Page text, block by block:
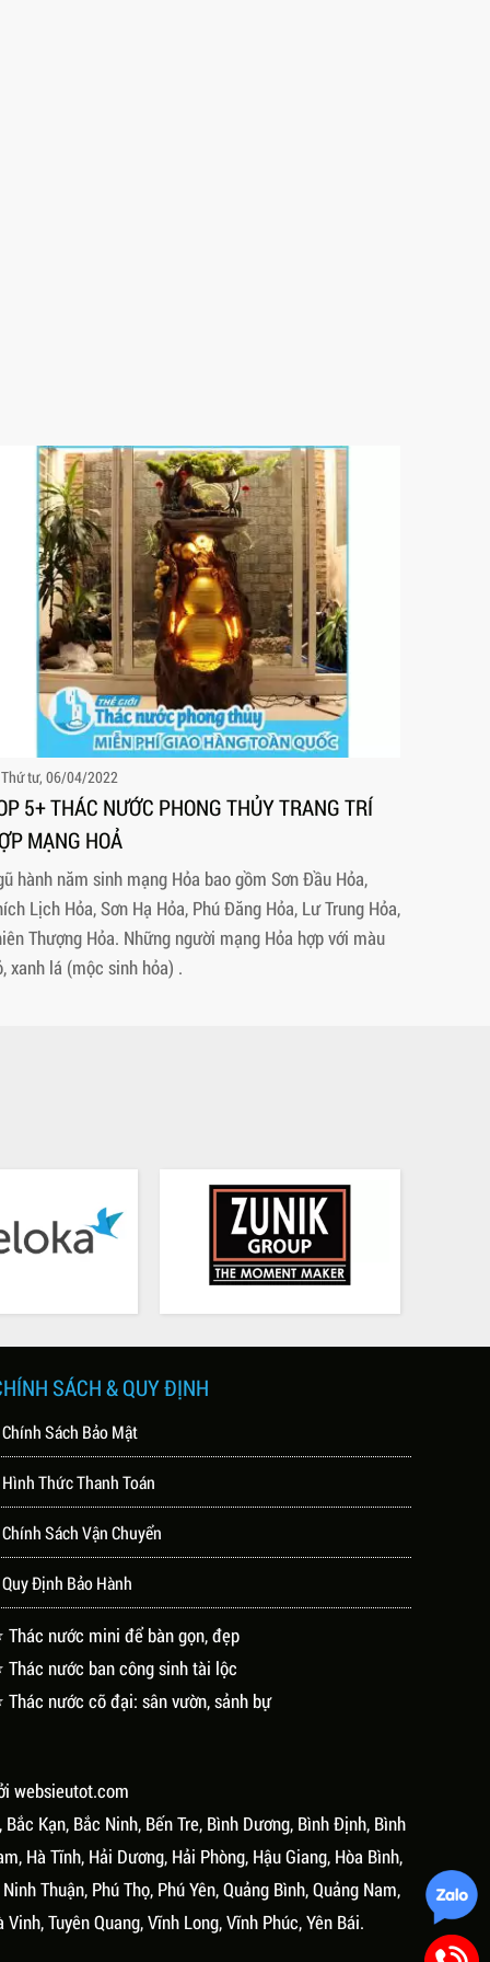
Thứ tư, 06/04/2022
5+ THÁC NƯỚC PHONG THỦY TRANG TRÍ
MẠNG HOẢ
hành năm sinh mạng Hỏa bao gồm Sơn Đầu Hỏa,
Lịch Hỏa, Sơn Hạ Hỏa, Phú Đăng Hỏa, Lư Trung Hỏa,
Thượng Hỏa. Những người mạng Hỏa hợp với màu
xanh lá (mộc sinh hỏa) .
SÁCH & QUY ĐỊNH
Sách Bảo Mật
Thức Thanh Toán
Sách Vận Chuyển
Định Bảo Hành
Thác nước mini để bàn gọn, đẹp
Thác nước ban công sinh tài lộc
Thác nước cỡ đại: sân vườn, sảnh bự
websieutot.com
Kạn, Bắc Ninh, Bến Tre, Bình Dương, Bình Định, Bình
Hà Tĩnh, Hải Dương, Hải Phòng, Hậu Giang, Hòa Bình,
Thuận, Phú Thọ, Phú Yên, Quảng Bình, Quảng Nam,
Tuyên Quang, Vĩnh Long, Vĩnh Phúc, Yên Bái.